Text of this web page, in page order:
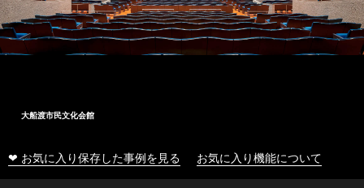
大船渡市民文化会館
❤ お気に入り保存した事例を見る お気に入り機能について